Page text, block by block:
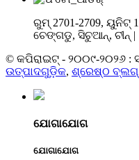
ରୁମ୍ 2701-2709, ୟୁନିଟ୍
ଚେଙ୍ଗଡୁ, ସିଚୁଆନ୍, ଚୀନ୍ |
© କପିରାଇଟ୍ - ୨୦୦୯-୨୦୨୬ :
ଉତ୍ପାଦଗୁଡ଼ିକ, ଶ୍ରେଷ୍ଠ ବ୍ଲଗ୍
ଯୋଗାଯୋଗ
ଯୋଗାଯୋଗ